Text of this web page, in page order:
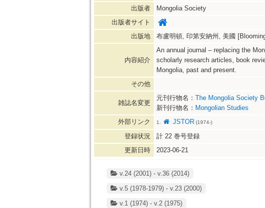
出版者
Mongolia Society
出版者サイト
出版地
布盧明頓, 印第安納州, 美國
内容紹介
An annual journal – replacing the
scholarly research articles, book
Mongolia, past and present.
その他
雑誌名変更
元刊行物名： The Mongolia Society
新刊行物名： Mongolian Studies
外部リンク
1. JSTOR(1974-)
登録状況 計 22巻号登録
更新日時
2023-06-21
v.24 (2001) - v.36 (2014)
v.5 (1978-1979) - v.23 (2000)
v.1 (1974) - v.2 (1975)